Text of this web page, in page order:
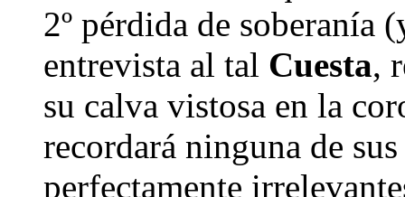
2º pérdida de soberanía
entrevista al tal Cuesta,
su calva vistosa en la
recordará ninguna de
perfectamente